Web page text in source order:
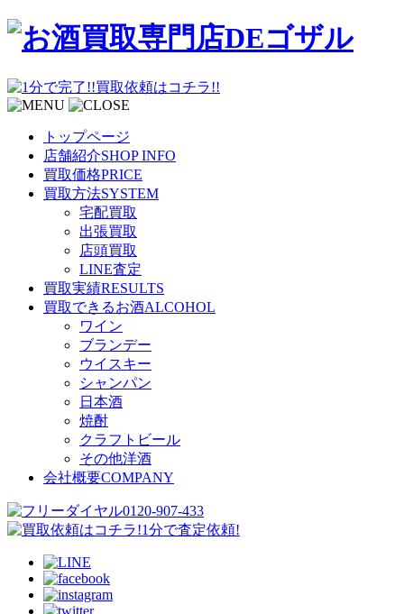
トップページ
店舗紹介SHOP INFO
買取価格PRICE
買取方法SYSTEM
宅配買取
出張買取
店頭買取
LINE査定
買取実績RESULTS
買取できるお酒ALCOHOL
ワイン
ブランデー
ウイスキー
シャンパン
日本酒
焼酎
クラフトビール
その他洋酒
会社概要COMPANY